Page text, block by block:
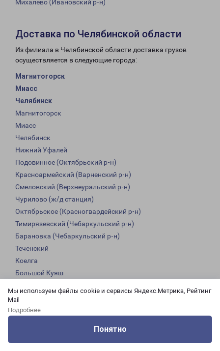
Мы используем файлы cookie и сервисы Яндекс.Метрика, Рейтинг
Mail
Подробнее
Понятно
Михалево (Ивановский р-н)
Доставка по Челябинской области
Из филиала в Челябинской области доставка грузов
осуществляется в следующие города:
Магнитогорск
Миасс
Челябинск
Магнитогорск
Миасс
Челябинск
Нижний Уфалей
Подовинное (Октябрьский р-н)
Красноармейский (Варненский р-н)
Смеловский (Верхнеуральский р-н)
Чурилово (ж/д станция)
Октябрьское (Красногвардейский р-н)
Тимирязевский (Чебаркульский р-н)
Барановка (Чебаркульский р-н)
Теченский
Коелга
Большой Куяш
Чебаркуль
Вахрушево